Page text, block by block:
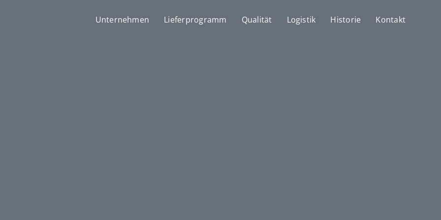
Unternehmen Lieferprogramm Qualität Logistik Historie Kontakt